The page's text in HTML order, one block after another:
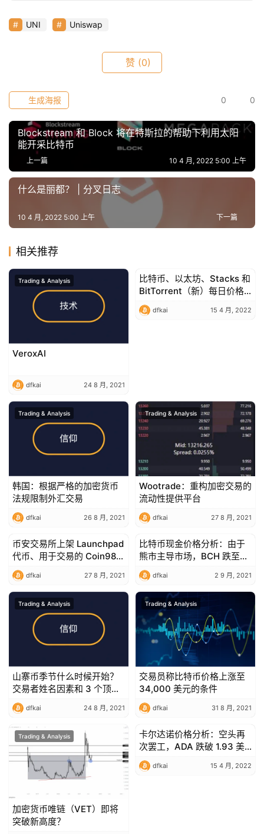
UNI Uniswap
赞 (0)
0 0
生成海报
Blockstream 和 Block 将在特斯拉的帮助下利用太阳
能开采比特币
上一篇 10 4 月, 2022 5:00 上午
什么是丽都？ | 分叉日志
下一篇
10 4 月, 2022 5:00 上午
相关推荐
Trading & Analysis
VeroxAI
dfkai 24 8 月, 2021
Trading & Analysis
比特币、以太坊、Stacks 和
BitTorrent（新）每日价格
分析 – 3 月 10 日综述
dfkai 15 4 月, 2022
Trading & Analysis
韩国：根据严格的加密货币
法规限制外汇交易
dfkai 26 8 月, 2021
Trading & Analysis
Wootrade：重构加密交易的
流动性提供平台
dfkai 27 8 月, 2021
Trading & Analysis
币安交易所上架 Launchpad
代币、用于交易的 Coin98，
价格飙升
dfkai 27 8 月, 2021
Trading & Analysis
比特币现金价格分析：由于
熊市主导市场，BCH 跌至
400 美元
dfkai 2 9 月, 2021
Trading & Analysis
山寨币季节什么时候开始？
交易者姓名因素和 3 个顶级
代币
dfkai 24 8 月, 2021
Trading & Analysis
交易员称比特币价格上涨至
34,000 美元的条件
dfkai 31 8 月, 2021
Trading & Analysis
加密货币唯链（VET）即将
突破新高度？
Trading & Analysis
卡尔达诺价格分析：空头再
次罢工，ADA 跌破 1.93 美
元边界
dfkai 15 4 月, 2022